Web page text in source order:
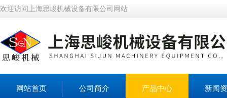
欢迎访问上海思峻机械设备有限公司网站
网站首页 公司简介 产品中心 新闻